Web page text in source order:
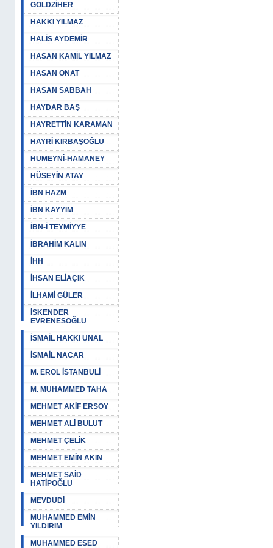
GOLDZİHER
HAKKI YILMAZ
HALİS AYDEMİR
HASAN KAMİL YILMAZ
HASAN ONAT
HASAN SABBAH
HAYDAR BAŞ
HAYRETTİN KARAMAN
HAYRİ KIRBAŞOĞLU
HUMEYNİ-HAMANEY
HÜSEYİN ATAY
İBN HAZM
İBN KAYYIM
İBN-İ TEYMİYYE
İBRAHİM KALIN
İHH
İHSAN ELİAÇIK
İLHAMİ GÜLER
İSKENDER
EVRENESOĞLU
İSMAİL HAKKI ÜNAL
İSMAİL NACAR
M. EROL İSTANBULİ
M. MUHAMMED TAHA
MEHMET AKİF ERSOY
MEHMET ALİ BULUT
MEHMET ÇELİK
MEHMET EMİN AKIN
MEHMET SAİD
HATİPOĞLU
MEVDUDİ
MUHAMMED EMİN
YILDIRIM
MUHAMMED ESED